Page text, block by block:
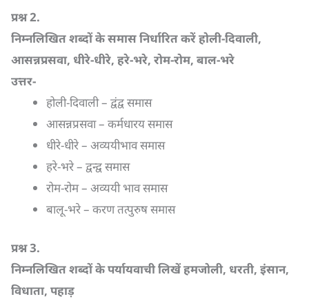
प्रश्न2.
निम्नलिखित शब्दों के समास निर्धारित करें होली-दिवाली,
आसन्नप्रसवा, धीरे-धीरे, हरे-भरे, रोम-रोम, बाल-भरे
उत्तर-
होली-दिवाली – द्वंद्व समास
आसन्नप्रसवा – कर्मधारय समास
धीरे-धीरे – अव्ययीभाव समास
हरे-भरे – द्वन्द्व समास
रोम-रोम – अव्ययी भाव समास
बालू-भरे – करण तत्पुरुष समास
प्रश्न3.
निम्नलिखित शब्दों के पर्यायवाची लिखें हमजोली, धरती, इंसान,
विधाता, पहाड़